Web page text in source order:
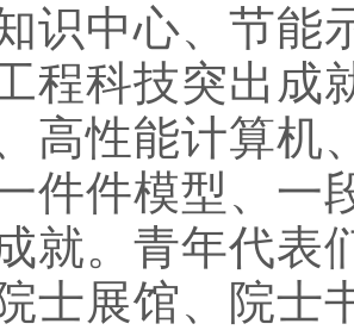
识中心、节能
程科技突出成
高性能计算机
件件模型、一
就。青年代表
士展馆、院士